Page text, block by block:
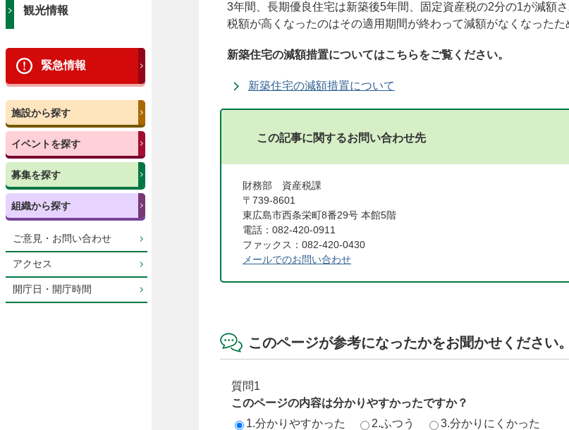
観光情報
緊急情報
施設から探す
イベントを探す
募集を探す
組織から探す
ご意見・お問い合わせ
アクセス
開庁日・開庁時間
3年間、長期優良住宅は新築後5年間、固定資産税の2分の1が減額さ
税額が高くなったのはその適用期間が終わって減額がなくなったた
新築住宅の減額措置についてはこちらをご覧ください。
新築住宅の減額措置について
この記事に関するお問い合わせ先
財務部 資産税課
〒739-8601
東広島市西条栄町8番29号 本館5階
電話：082-420-0911
ファックス：082-420-0430
メールでのお問い合わせ
このページが参考になったかをお聞かせください。
質問1
このページの内容は分かりやすかったですか？
1.分かりやすかった
2.ふつう 3.分かりにくかった